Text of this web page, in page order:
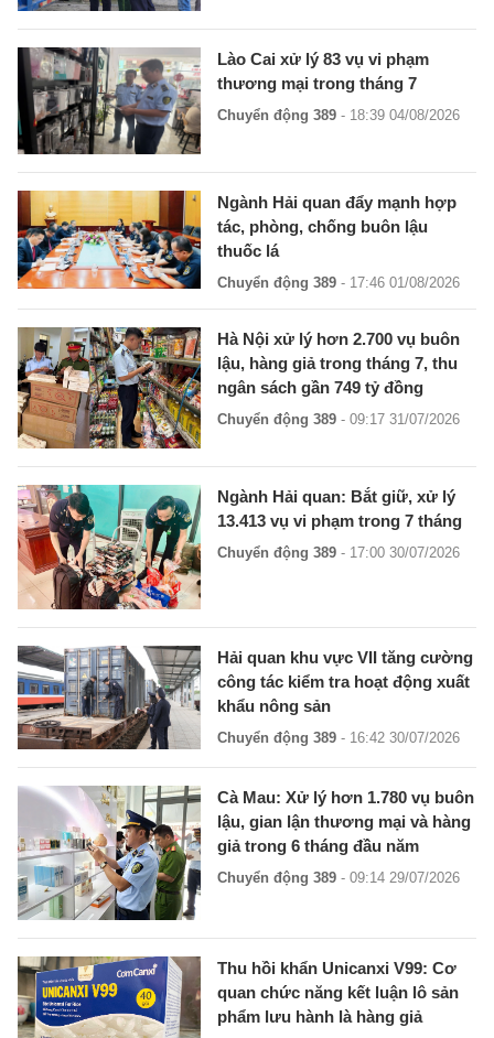
Lào Cai xử lý 83 vụ vi phạm
thương mại trong tháng 7
Chuyển động 389 - 18:39 04/08/2026
Ngành Hải quan đẩy mạnh hợp
tác, phòng, chống buôn lậu
thuốc lá
Chuyển động 389 - 17:46 01/08/2026
Hà Nội xử lý hơn 2.700 vụ buôn
lậu, hàng giả trong tháng 7, thu
ngân sách gần 749 tỷ đồng
Chuyển động 389 - 09:17 31/07/2026
Ngành Hải quan: Bắt giữ, xử lý
13.413 vụ vi phạm trong 7 tháng
Chuyển động 389 - 17:00 30/07/2026
Hải quan khu vực VII tăng cường
công tác kiểm tra hoạt động xuất
khẩu nông sản
Chuyển động 389 - 16:42 30/07/2026
Cà Mau: Xử lý hơn 1.780 vụ buôn
lậu, gian lận thương mại và hàng
giả trong 6 tháng đầu năm
Chuyển động 389 - 09:14 29/07/2026
Thu hồi khẩn Unicanxi V99: Cơ
quan chức năng kết luận lô sản
phẩm lưu hành là hàng giả